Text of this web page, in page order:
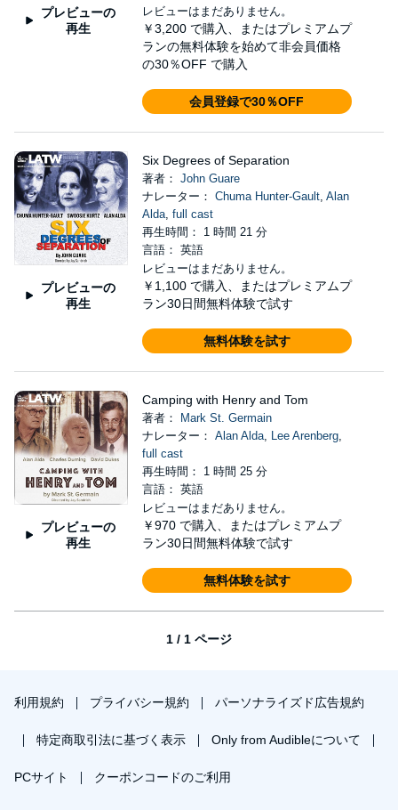
プレビューの
再生
レビューはまだありません。
￥3,200 で購入、またはプレミアムプ
ランの無料体験を始めて非会員価格
の30％OFF で購入
会員登録で30％OFF
プレビューの
再生
Six Degrees of Separation
著者： John Guare
ナレーター： Chuma Hunter-Gault, Alan
Alda, full cast
再生時間： 1 時間 21 分
言語： 英語
レビューはまだありません。
￥1,100 で購入、またはプレミアムプ
ラン30日間無料体験で試す
無料体験を試す
プレビューの
再生
Camping with Henry and Tom
著者：
Mark St. Germain
ナレーター： Alan Alda, Lee Arenberg,
full cast
再生時間： 1 時間 25 分
言語： 英語
レビューはまだありません。
￥970 で購入、またはプレミアムプ
ラン30日間無料体験で試す
無料体験を試す
1 / 1 ページ
利用規約 プライバシー規約 パーソナライズド広告規約
特定商取引法に基づく表示 Only from Audibleについて
PCサイト クーポンコードのご利用